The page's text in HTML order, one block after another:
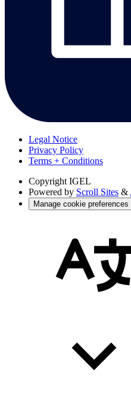
Legal Notice
Privacy Policy
Terms + Conditions
Copyright IGEL
Powered by Scroll Sites &
Manage cookie preferences